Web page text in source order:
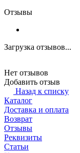
Отзывы
Загрузка отзывов...
Нет отзывов
Добавить отзыв
Назад к списку
Каталог
Доставка и оплата
Возврат
Отзывы
Реквизиты
Статьи